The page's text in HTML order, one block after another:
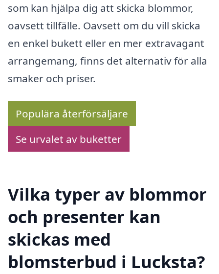
som kan hjälpa dig att skicka blommor,
oavsett tillfälle. Oavsett om du vill skicka
en enkel bukett eller en mer extravagant
arrangemang, finns det alternativ för alla
smaker och priser.
Populära återförsäljare
Se urvalet av buketter
Vilka typer av blommor
och presenter kan
skickas med
blomsterbud i Lucksta?